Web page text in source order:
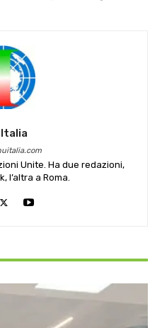
Unite. Ha due redazioni,
l’altra a Roma.